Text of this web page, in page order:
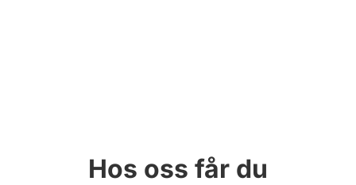
Hos oss får du